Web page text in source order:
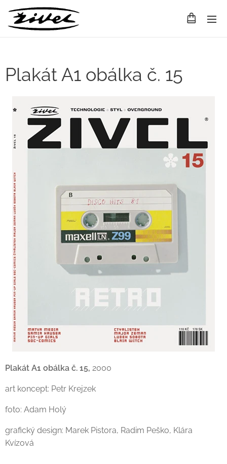
Plakát A1 obálka č. 15
Plakát A1 obálka č. 15, 2000
art koncept: Petr Krejzek
foto: Adam Holý
grafický design: Marek Pistora, Radim Peško, Klára
Kvízová